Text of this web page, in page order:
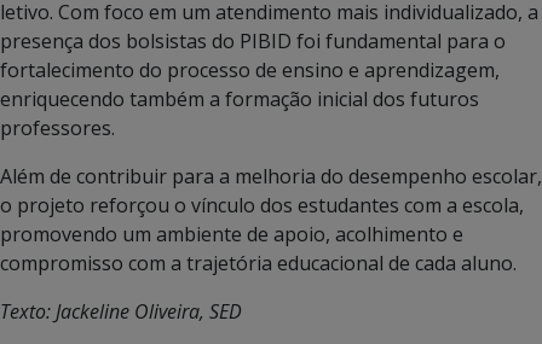
letivo. Com foco em um atendimento mais individualizado, a
presença dos bolsistas do PIBID foi fundamental para o
fortalecimento do processo de ensino e aprendizagem,
enriquecendo também a formação inicial dos futuros
professores.
Além de contribuir para a melhoria do desempenho escolar,
o projeto reforçou o vínculo dos estudantes com a escola,
promovendo um ambiente de apoio, acolhimento e
compromisso com a trajetória educacional de cada aluno.
Texto: Jackeline Oliveira, SED